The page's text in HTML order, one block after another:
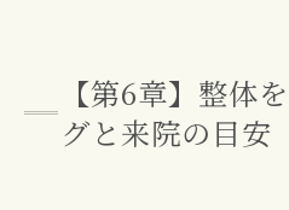
【第6章】整体
グと来院の目安